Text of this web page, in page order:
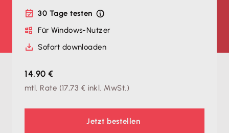
30 Tage testen
Für Windows-Nutzer
Sofort downloaden
14,90 €
mtl. Rate (17,73 € inkl. MwSt.)
Jetzt bestellen